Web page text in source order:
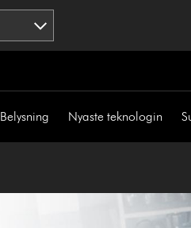
Belysning Nyaste teknologin